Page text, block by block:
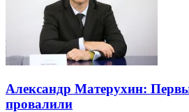
Александр Матерухин:
провалили